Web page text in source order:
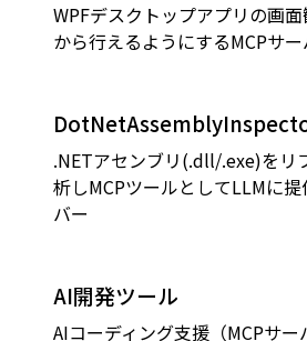
WPFデスクトップアプリの画
から行えるようにするMCPサー
.NETアセンブリ(.dll/.exe)をリ
析しMCPツールとしてLLMに提
バー
AI開発ツール
AIコーディング支援（MCPサ